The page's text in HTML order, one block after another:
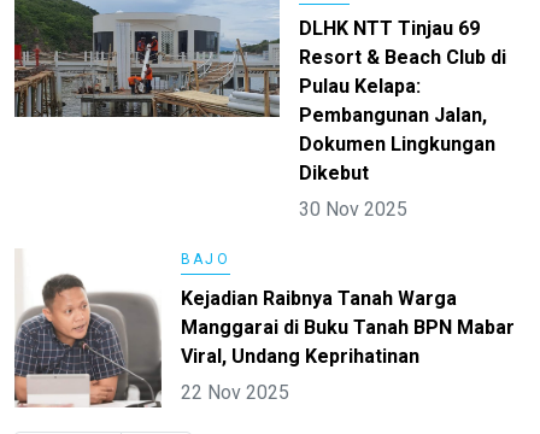
DLHK NTT Tinjau 69
Resort & Beach Club di
Pulau Kelapa:
Pembangunan Jalan,
Dokumen Lingkungan
Dikebut
30 Nov 2025
BAJO
Kejadian Raibnya Tanah Warga
Manggarai di Buku Tanah BPN Mabar
Viral, Undang Keprihatinan
22 Nov 2025